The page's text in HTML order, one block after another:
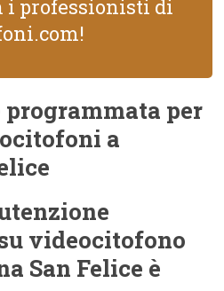
i professionisti di
per
a
videocitofono
San Felice è